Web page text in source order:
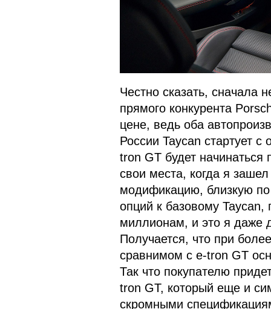
Честно сказать, сначала
прямого конкурента
цене, ведь оба
России Taycan стартует
tron GT будет
свои места, когда я
модификацию, близкую
опций к базовому Taycan,
миллионам, и это я даже
Получается, что при
сравнимом с e-tron GT
Так что покупателю
tron GT, который еще и
скромными